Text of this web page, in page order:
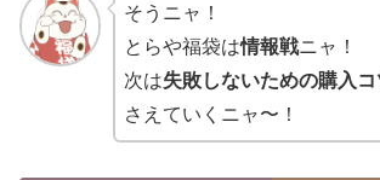
そうニャ！
とらや福袋は情報戦ニャ！
次は失敗しないための購入コ
さえていくニャ〜！